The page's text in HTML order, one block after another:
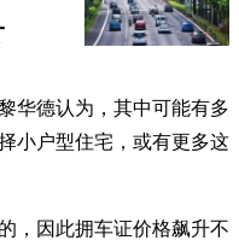
华德认为，其中可能有多
小户型住宅，或有更多这
，因此拥车证价格飙升不